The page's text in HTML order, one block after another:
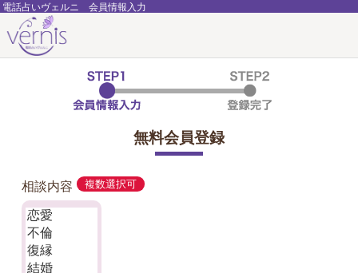
電話占いヴェルニ 会員情報入力
無料会員登録
相談内容 複数選択可